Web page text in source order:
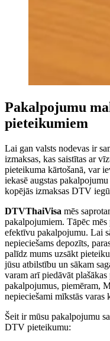
Pakalpojumu
pieteikumiem
Lai gan valsts nodevas ir
izmaksas, kas saistītas ar
pieteikuma kārtošanā, var
iekasē augstas
kopējās izmaksas DTV
DTVThaiVisa mēs
pakalpojumiem. Tāpēc
efektīvu pakalpojumu. Lai
nepieciešams depozīts,
palīdz mums uzsākt
jūsu atbilstību un sākam
varam arī piedāvāt
pakalpojumus, piemēram,
nepieciešami mīkstās varas
Šeit ir mūsu pakalpojumu
DTV pieteikumu: